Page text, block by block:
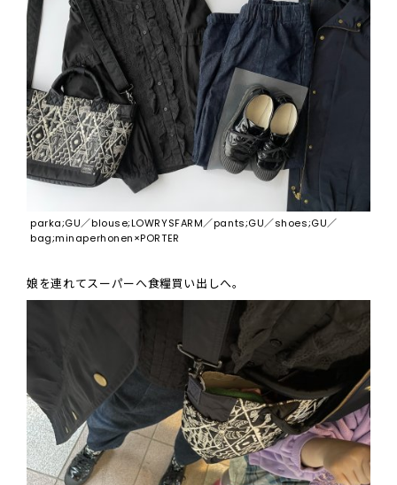
parka;GU／blouse;LOWRYSFARM／pants;GU／shoes;GU／
bag;minaperhonen×PORTER
娘を連れてスーパーへ食糧買い出しへ。